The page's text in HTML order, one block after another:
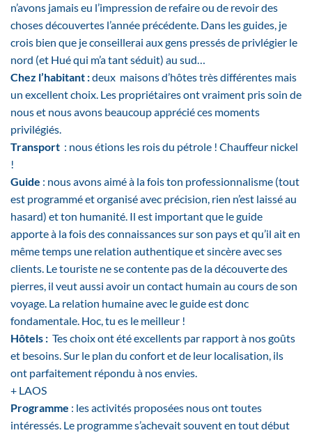
n’avons jamais eu l’impression de refaire ou de revoir des
choses découvertes l’année précédente. Dans les guides, je
crois bien que je conseillerai aux gens pressés de privlégier le
nord (et Hué qui m’a tant séduit) au sud…
Chez l’habitant :deux maisons d’hôtes très différentes mais
un excellent choix. Les propriétaires ont vraiment pris soin de
nous et nous avons beaucoup apprécié ces moments
privilégiés.
Transport : nous étions les rois du pétrole ! Chauffeur nickel
!
Guide : nous avons aimé à la fois ton professionnalisme (tout
est programmé et organisé avec précision, rien n’est laissé au
hasard) et ton humanité. Il est important que le guide
apporte à la fois des connaissances sur son pays et qu’il ait en
même temps une relation authentique et sincère avec ses
clients. Le touriste ne se contente pas de la découverte des
pierres, il veut aussi avoir un contact humain au cours de son
voyage. La relation humaine avec le guide est donc
fondamentale. Hoc, tu es le meilleur !
Hôtels : Tes choix ont été excellents par rapport à nos goûts
et besoins. Sur le plan du confort et de leur localisation, ils
ont parfaitement répondu à nos envies.
+ LAOS
Programme : les activités proposées nous ont toutes
intéressés. Le programme s’achevait souvent en tout début